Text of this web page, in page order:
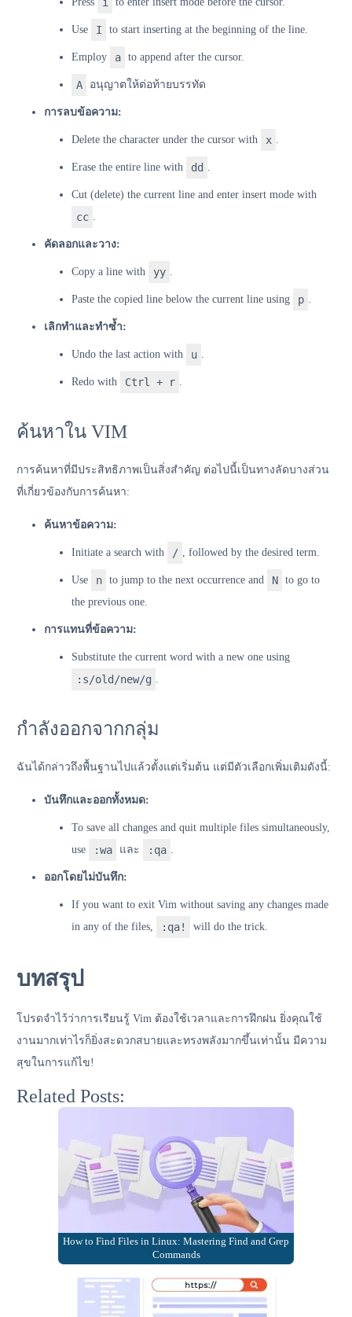
Use I to start inserting at the beginning of the line.
Employ a to append after the cursor.
A อนุญาตให้ต่อท้ายบรรทัด
การลบข้อความ:
Delete the character under the cursor with x
Erase the entire line with dd
Cut (delete) the current line and enter insert mode with
cc
คัดลอกและวาง:
Copy a line with yy
Paste the copied line below the current line using p
เลิกทำและทำซ้ำ:
Undo the last action with u
Redo with Ctrl + r
ค้นหาใน VIM
การค้นหาที่มีประสิทธิภาพเป็นสิ่งสำคัญ ต่อไปนี้เป็นทางลัดบางส่วน
ที่เกี่ยวข้องกับการค้นหา:
ค้นหาข้อความ:
Initiate a search with / , followed by the desired term.
Use n to jump to the next occurrence and N
to go to
the previous one.
การแทนที่ข้อความ:
Substitute the current word with a new one using
:s/old/new/g
กำลังออกจากกลุ่ม
ฉันได้กล่าวถึงพื้นฐานไปแล้วตั้งแต่เริ่มต้น แต่มีตัวเลือกเพิ่มเติมดังนี้:
บันทึกและออกทั้งหมด:
To save all changes and quit multiple files simultaneously,
use
:wa และ :qa
ออกโดยไม่บันทึก:
If you want to exit Vim without saving any changes made
in any of the files,
:qa! will do the trick.
บทสรุป
โปรดจำไว้ว่าการเรียนรู้ Vim ต้องใช้เวลาและการฝึกฝน ยิ่งคุณใช้
งานมากเท่าไรก็ยิ่งสะดวกสบายและทรงพลังมากขึ้นเท่านั้น มีความ
สุขในการแก้ไข!
Related Posts:
How to Find Files in Linux: Mastering Find and Grep
Commands